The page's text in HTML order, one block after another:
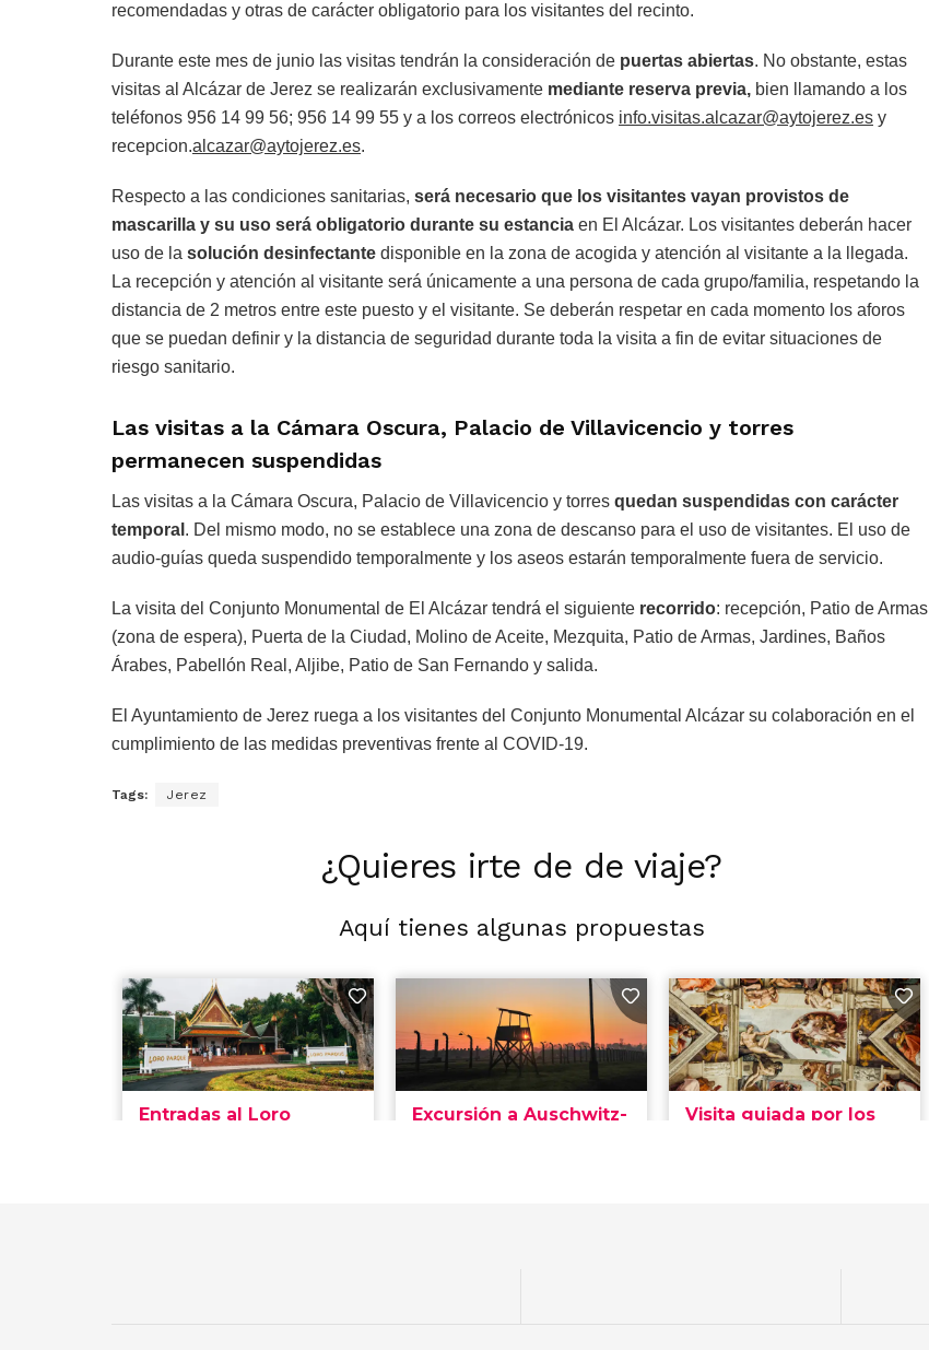
recomendadas y otras de carácter obligatorio para los visitantes del recinto.
Durante este mes de junio las visitas tendrán la consideración de puertas abiertas. No obstante, estas
visitas al Alcázar de Jerez se realizarán exclusivamente mediante reserva previa, bien llamando a los
teléfonos 956 14 99 56; 956 14 99 55 y a los correos electrónicos info.visitas.alcazar@aytojerez.es y
recepcion.alcazar@aytojerez.es.
Respecto a las condiciones sanitarias, será necesario que los visitantes vayan provistos de
mascarilla y su uso será obligatorio durante su estancia en El Alcázar. Los visitantes deberán hacer
uso de la solución desinfectante disponible en la zona de acogida y atención al visitante a la llegada.
La recepción y atención al visitante será únicamente a una persona de cada grupo/familia, respetando la
distancia de 2 metros entre este puesto y el visitante. Se deberán respetar en cada momento los aforos
que se puedan definir y la distancia de seguridad durante toda la visita a fin de evitar situaciones de
riesgo sanitario.
Las visitas a la Cámara Oscura, Palacio de Villavicencio y torres
permanecen suspendidas
Las visitas a la Cámara Oscura, Palacio de Villavicencio y torres quedan suspendidas con carácter
temporal . Del mismo modo, no se establece una zona de descanso para el uso de visitantes. El uso de
audio-guías queda suspendido temporalmente y los aseos estarán temporalmente fuera de servicio.
La visita del Conjunto Monumental de El Alcázar tendrá el siguiente recorrido: recepción, Patio de Armas
(zona de espera), Puerta de la Ciudad, Molino de Aceite, Mezquita, Patio de Armas, Jardines, Baños
Árabes, Pabellón Real, Aljibe, Patio de San Fernando y salida.
El Ayuntamiento de Jerez ruega a los visitantes del Conjunto Monumental Alcázar su colaboración en el
cumplimiento de las medidas preventivas frente al COVID-19.
Tags: Jerez
¿Quieres irte de de viaje?
Aquí tienes algunas propuestas